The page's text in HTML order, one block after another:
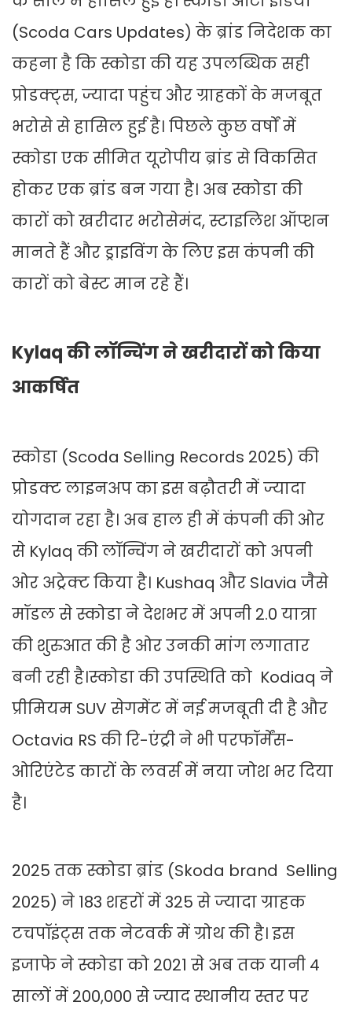
(Scoda Cars Updates) के ब्रांड निदेशक का
कहना है कि स्कोडा की यह उपलब्धिक सही
प्रोडक्ट्स, ज्यादा पहुंच और ग्राहकों के मजबूत
भरोसे से हासिल हुई है। पिछले कुछ वर्षों में
स्कोडा एक सीमित यूरोपीय ब्रांड से विकसित
होकर एक ब्रांड बन गया है। अब स्कोडा की
कारों को खरीदार भरोसेमंद, स्टाइलिश ऑप्शन
मानते हैं और ड्राइविंग के लिए इस कंपनी की
कारों को बेस्ट मान रहे हैं।
Kylaq की लॉन्चिंग ने खरीदारों को किया
आकर्षित
स्कोडा (Scoda Selling Records 2025) की
प्रोडक्ट लाइनअप का इस बढ़ौतरी में ज्यादा
योगदान रहा है। अब हाल ही में कंपनी की ओर
से Kylaq की लॉन्चिंग ने खरीदारों को अपनी
ओर अट्रेक्ट किया है। Kushaq और Slavia जैसे
मॉडल से स्कोडा ने देशभर में अपनी 2.0 यात्रा
की शुरुआत की है ओर उनकी मांग लगातार
बनी रही है।स्कोडा की उपस्थिति को Kodiaq ने
प्रीमियम SUV सेगमेंट में नई मजबूती दी है और
Octavia RS की रि-एंट्री ने भी परफॉर्मेंस-
ओरिएंटेड कारों के लवर्स में नया जोश भर दिया
है।
2025 तक स्कोडा ब्रांड (Skoda brand Selling
2025) ने 183 शहरों में 325 से ज्यादा ग्राहक
टचपॉइंट्स तक नेटवर्क में ग्रोथ की है। इस
इजाफे ने स्कोडा को 2021 से अब तक यानी 4
सालों में 200,000 से ज्याद स्थानीय स्तर पर